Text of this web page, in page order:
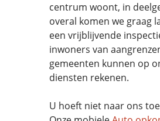
centrum woont, in
overal komen we graag
een vrijblijvende
inwoners van
gemeenten kunnen op
diensten rekenen.
U hoeft niet naar ons